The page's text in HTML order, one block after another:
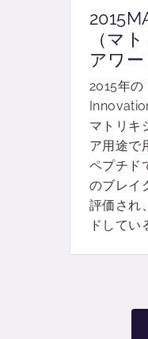
（マ
アワ
2015年の
マトリキ
ア用途で
ペプチド
のブレイ
評価され
ドしてい